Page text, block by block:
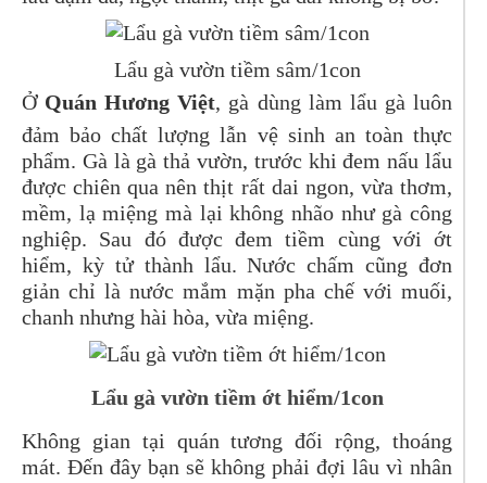
Lẩu gà vườn tiềm sâm/1con
Ở Quán Hương Việt, gà dùng làm lẩu gà luôn
đảm bảo chất lượng lẫn vệ sinh an toàn thực
phẩm. Gà là gà thả vườn, trước khi đem nấu lẩu
được chiên qua nên thịt rất dai ngon, vừa thơm,
mềm, lạ miệng mà lại không nhão như gà công
nghiệp. Sau đó được đem tiềm cùng với ớt
hiểm, kỳ tử thành lẩu. Nước chấm cũng đơn
giản chỉ là nước mắm mặn pha chế với muối,
chanh nhưng hài hòa, vừa miệng.
Lẩu gà vườn tiềm ớt hiểm/1con
Không gian tại quán tương đối rộng, thoáng
mát. Đến đây bạn sẽ không phải đợi lâu vì nhân